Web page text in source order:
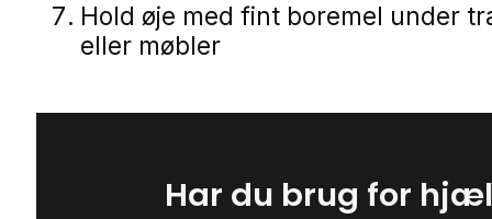
Hold øje med fint boremel under
eller møbler
Har du brug for